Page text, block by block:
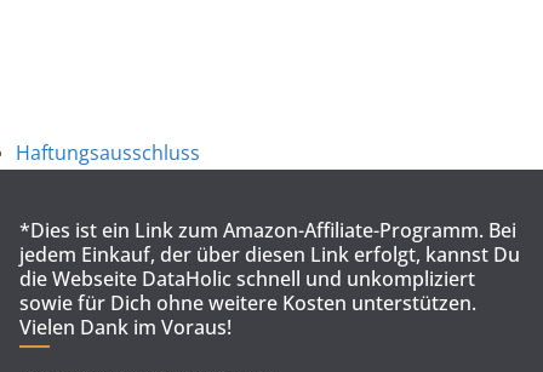
Haftungsausschluss
*Dies ist ein Link zum Amazon-Affiliate-Programm. Bei
jedem Einkauf, der über diesen Link erfolgt, kannst Du
die Webseite DataHolic schnell und unkompliziert
sowie für Dich ohne weitere Kosten unterstützen.
Vielen Dank im Voraus!